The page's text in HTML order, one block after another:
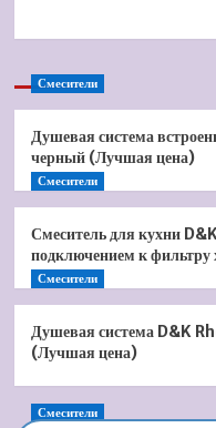
Смесители
Душевая система
черный (Лучшая цена)
Смесители
Смеситель для кухни
подключением к
Смесители
Душевая система D&K
(Лучшая цена)
Смесители